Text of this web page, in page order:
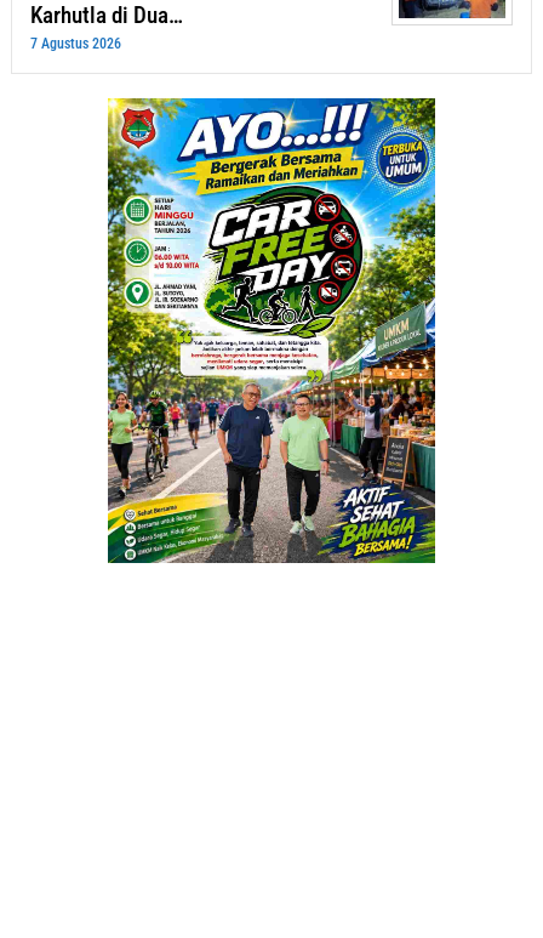
Karhutla di Dua…
7 Agustus 2026